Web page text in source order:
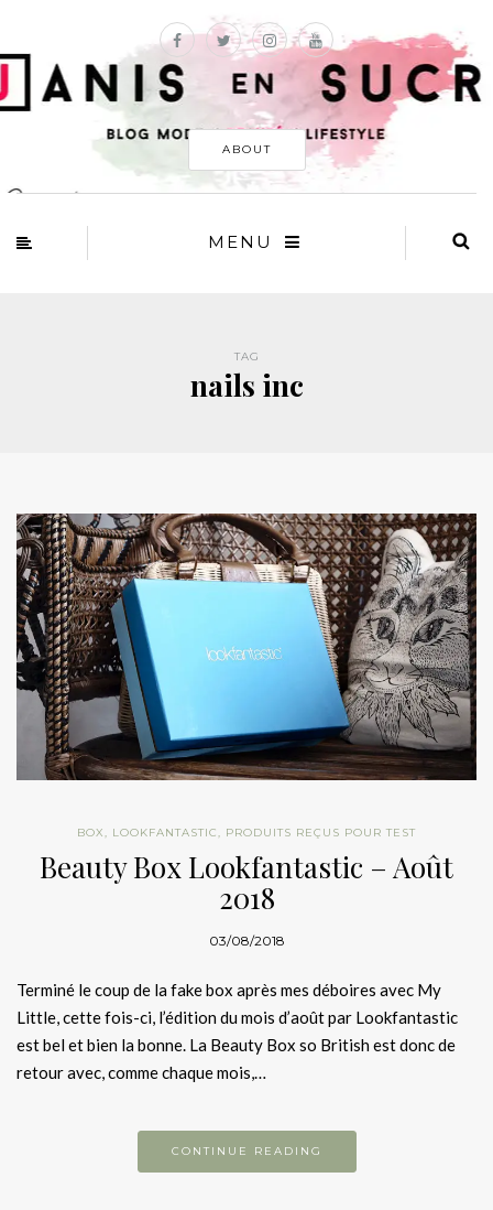
ABOUT
MENU
TAG
nails inc
BOX, LOOKFANTASTIC, PRODUITS REÇUS POUR TEST
Beauty Box Lookfantastic – Août
2018
03/08/2018
Terminé le coup de la fake box après mes déboires avec My
Little, cette fois-ci, l’édition du mois d’août par Lookfantastic
est bel et bien la bonne. La Beauty Box so British est donc de
retour avec, comme chaque mois,…
CONTINUE READING